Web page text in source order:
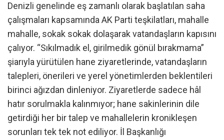
Denizli genelinde eş zamanlı olarak başlatılan saha
çalışmaları kapsamında AK Parti teşkilatları, mahalle
mahalle, sokak sokak dolaşarak vatandaşların kapısını
çalıyor. “Sıkılmadık el, girilmedik gönül bırakmama”
şiarıyla yürütülen hane ziyaretlerinde, vatandaşların
talepleri, önerileri ve yerel yönetimlerden beklentileri
birinci ağızdan dinleniyor. Ziyaretlerde sadece hâl
hatır sorulmakla kalınmıyor; hane sakinlerinin dile
getirdiği her bir talep ve mahallelerin kronikleşen
sorunları tek tek not ediliyor. İl Başkanlığı